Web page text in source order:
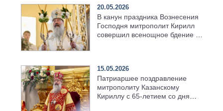
20.05.2026
В канун праздника Вознесения
Господня митрополит Кирилл
совершил всенощное бдение в
15.05.2026
Патриаршее поздравление
митрополиту Казанскому
Кириллу с 65-летием со дня